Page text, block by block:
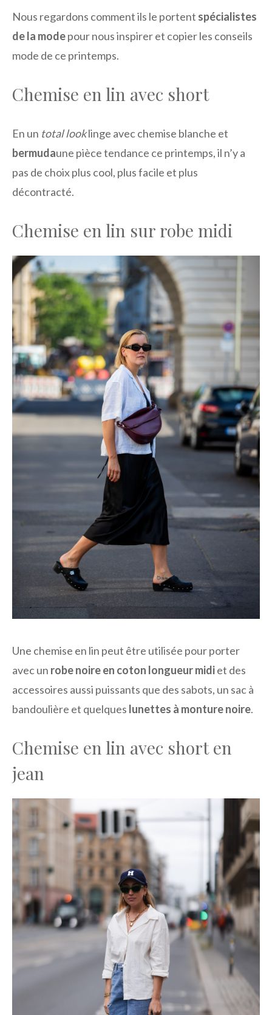
Nous regardons comment ils le portent spécialistes
de la modepour nous inspirer et copier les conseils
mode de ce printemps.
Chemise en lin avec short
En un total looklinge avec chemise blanche et
bermudaune pièce tendance ce printemps, il n’y a
pas de choix plus cool, plus facile et plus
décontracté.
Chemise en lin sur robe midi
Une chemise en lin peut être utilisée pour porter
avec un robe noire en coton longueur midiet des
accessoires aussi puissants que des sabots, un sac à
bandoulière et quelques lunettes à monture noire.
Chemise en lin avec short en
jean